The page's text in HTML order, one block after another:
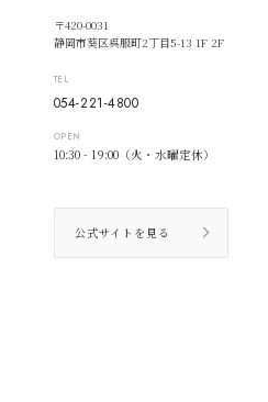
〒420-0031
静岡市葵区呉服町2丁目5-13 1F 2F
TEL
054-221-4800
OPEN
10:30 - 19:00（火・水曜定休）
公式サイトを見る